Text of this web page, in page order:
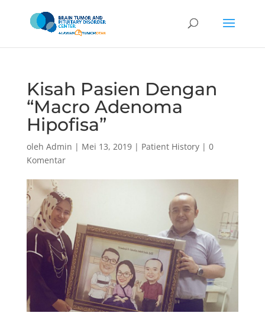
Kisah Pasien Dengan
“Macro Adenoma
Hipofisa”
oleh Admin | Mei 13, 2019| Patient History| 0
Komentar